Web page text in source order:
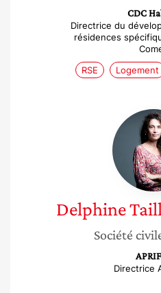
CDC
Directrice du
résidences
RSE
Logement
Delphine
Société
Directrice